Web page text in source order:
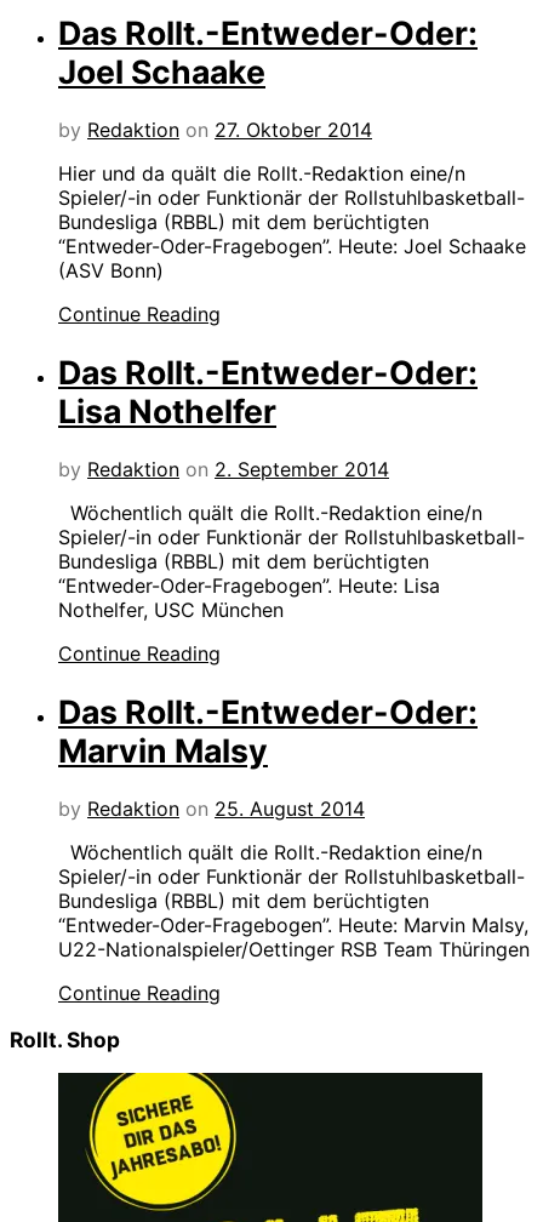
Das Rollt.-Entweder-Oder:
Joel Schaake
by Redaktion on 27. Oktober 2014
Hier und da quält die Rollt.-Redaktion eine/n
Spieler/-in oder Funktionär der Rollstuhlbasketball-
Bundesliga (RBBL) mit dem berüchtigten
“Entweder-Oder-Fragebogen”. Heute: Joel Schaake
(ASV Bonn)
Continue Reading
Das Rollt.-Entweder-Oder:
Lisa Nothelfer
by Redaktion on 2. September 2014
Wöchentlich quält die Rollt.-Redaktion eine/n
Spieler/-in oder Funktionär der Rollstuhlbasketball-
Bundesliga (RBBL) mit dem berüchtigten
“Entweder-Oder-Fragebogen”. Heute: Lisa
Nothelfer, USC München
Continue Reading
Das Rollt.-Entweder-Oder:
Marvin Malsy
by Redaktion on 25. August 2014
Wöchentlich quält die Rollt.-Redaktion eine/n
Spieler/-in oder Funktionär der Rollstuhlbasketball-
Bundesliga (RBBL) mit dem berüchtigten
“Entweder-Oder-Fragebogen”. Heute: Marvin Malsy,
U22-Nationalspieler/Oettinger RSB Team Thüringen
Continue Reading
Rollt. Shop